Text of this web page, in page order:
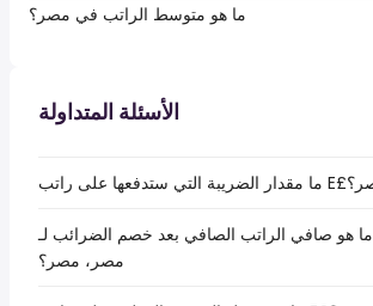
ما هو متوسط الراتب في مصر؟
الأسئلة المتداولة
ما هو صافي الراتب الصافي بعد خصم الضرائب لـ E£‏١٨٬٠٦٠ في
مصر، مصر؟